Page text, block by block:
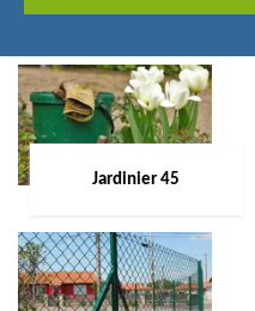
Jardinier 45